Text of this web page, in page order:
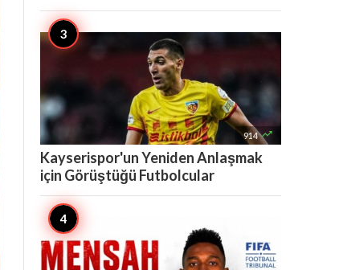
914 
Kayserispor'un Yeniden Anlaşmak
için Görüştüğü Futbolcular